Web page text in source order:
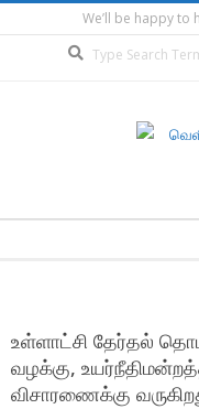
to
We’ll be happy to
உள்ளாட்சி தேர்தல்
வழக்கு,
விசாரணைக்கு